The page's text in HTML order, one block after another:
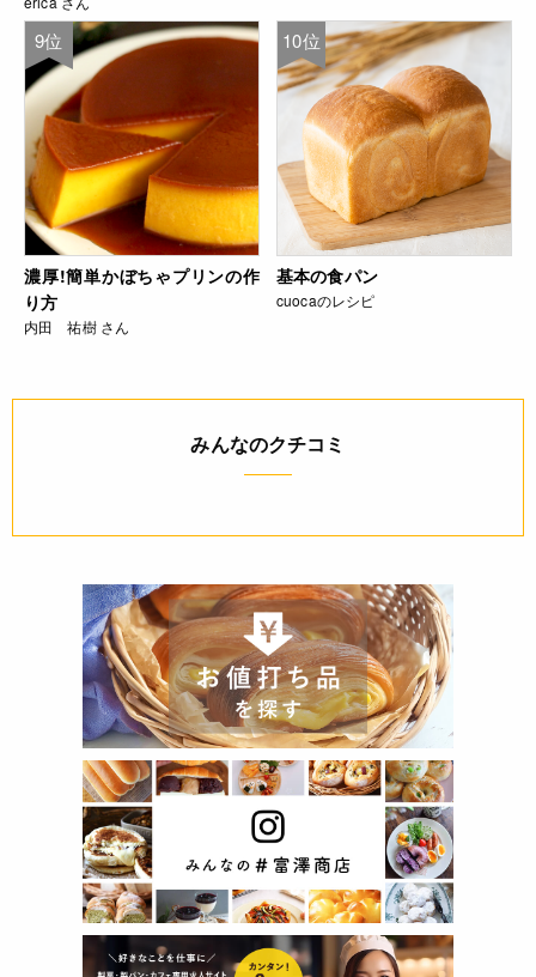
9位
濃厚!簡単かぼちゃプリンの作
り方
内田 祐樹 さん
10位
基本の食パン
cuocaのレシピ
みんなのクチコミ